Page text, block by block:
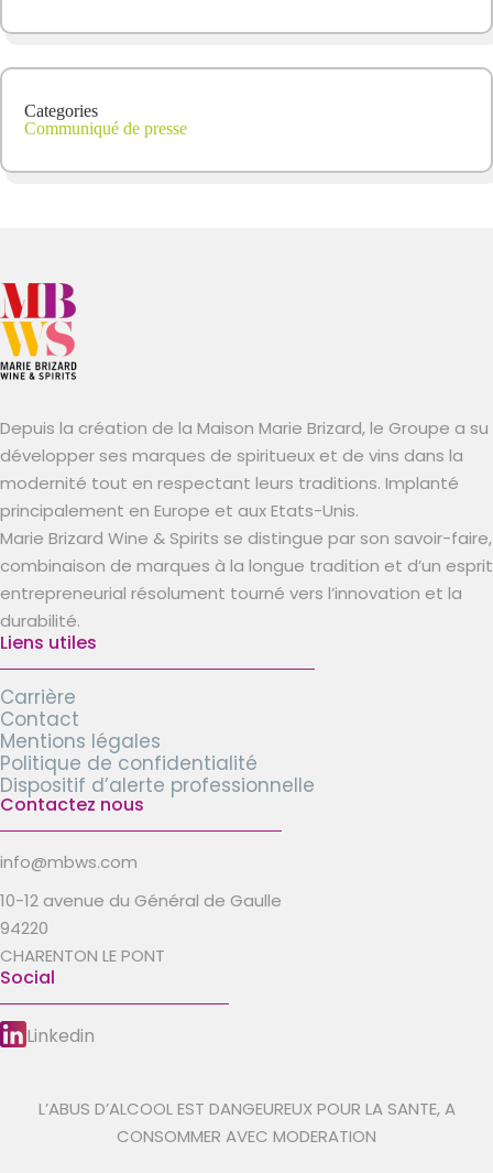
Categories
Communiqué de presse
Depuis la création de la Maison Marie Brizard, le Groupe a su
développer ses marques de spiritueux et de vins dans la
modernité tout en respectant leurs traditions. Implanté
principalement en Europe et aux Etats-Unis.
Marie Brizard Wine & Spirits se distingue par son savoir-faire,
combinaison de marques à la longue tradition et d’un esprit
entrepreneurial résolument tourné vers l’innovation et la
durabilité.
Liens utiles
Carrière
Contact
Mentions légales
Politique de confidentialité
Dispositif d’alerte professionnelle
Contactez nous
info@mbws.com
10-12 avenue du Général de Gaulle
94220
CHARENTON LE PONT
Social
Linkedin
L’ABUS D’ALCOOL EST DANGEUREUX POUR LA SANTE, A
CONSOMMER AVEC MODERATION